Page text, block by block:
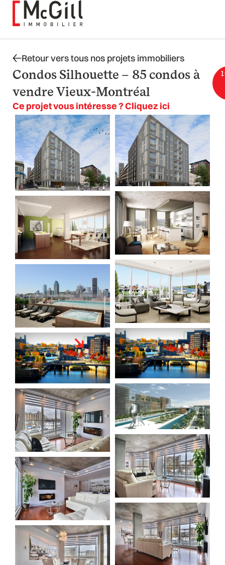
Aller
Retour vers tous nos projets immobiliers
Condos Silhouette – 85 condos à
vendre Vieux-Montréal
Ce projet vous intéresse ? Cliquez ici